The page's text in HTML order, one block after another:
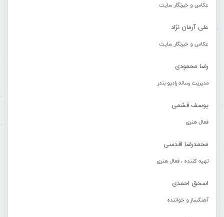
عکاس و خبرنگار سایت
علی آرمان نژاد
عکاس و خبرنگار سایت
رضا محمودی
مدیریت رسانه رادیو بندر
یوسف قشمی
فعال هنری
محمدرضا اقدسی
تهیه کننده ، فعال هنری
اسحق احمدی
آهنگساز و خواننده